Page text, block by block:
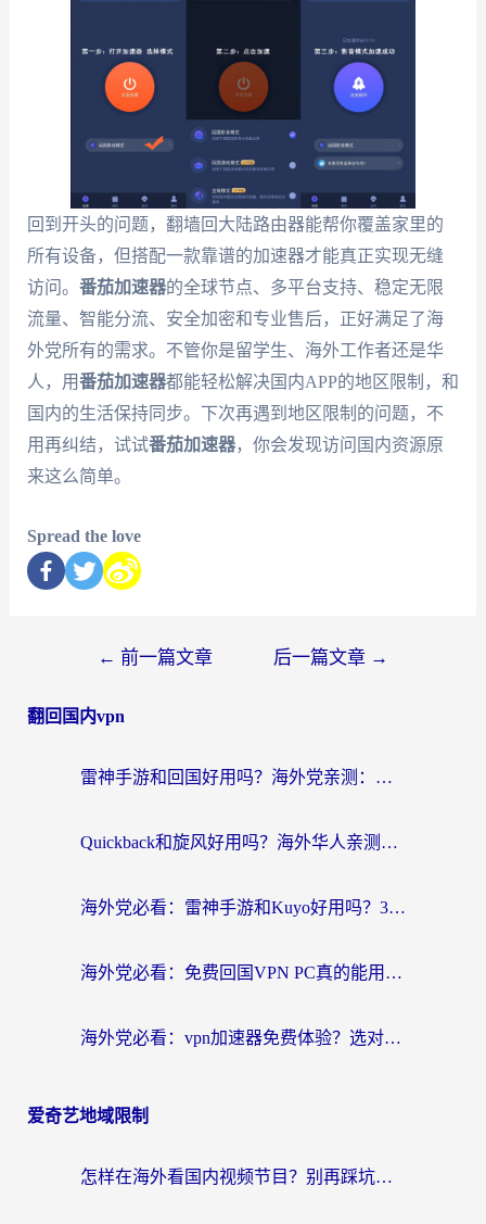
回到开头的问题，翻墙回大陆路由器能帮你覆盖家里的
所有设备，但搭配一款靠谱的加速器才能真正实现无缝
访问。 番茄加速器的全球节点、多平台支持、稳定无限
流量、智能分流、安全加密和专业售后，正好满足了海
外党所有的需求。不管你是留学生、海外工作者还是华
人，用番茄加速器都能轻松解决国内APP的地区限制，和
国内的生活保持同步。下次再遇到地区限制的问题，不
用再纠结，试试番茄加速器，你会发现访问国内资源原
来这么简单。
Spread the love
← 前一篇文章 后一篇文章 →
翻回国内vpn
雷神手游和回国好用吗？海外党亲测：选对加速器才能无缝刷剧打游戏
Quickback和旋风好用吗？海外华人亲测：选对回国加速器才能无缝看央视5
海外党必看：雷神手游和Kuyo好用吗？3款回国加速器实测+避坑指南
海外党必看：免费回国VPN PC真的能用？附国内高速VPN选择全攻略
海外党必看：vpn加速器免费体验？选对回国加速器才能无缝刷国内剧玩国服
爱奇艺地域限制
怎样在海外看国内视频节目？别再踩坑！留学生和海外华人的专属解决方案